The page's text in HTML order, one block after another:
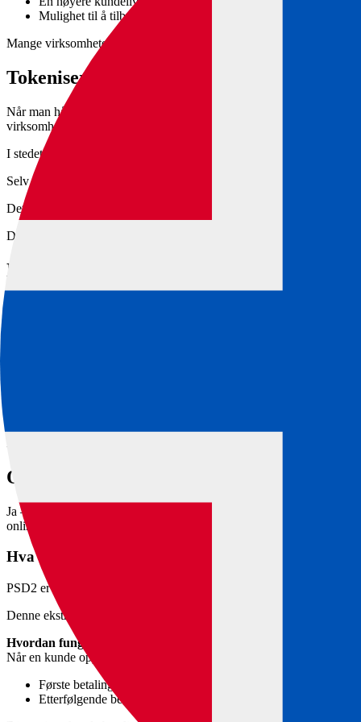
Mulighet til å tilby personaliserte oppgraderinger og fordeler.
Mange virksomheter opplever høyere kundelojalitet når de bytter til
Tokenisering – den usynlige sikkerheten
Når man håndterer gjentakende betalinger, er sikkerhet
virksomhetens system.
I stedet erstattes kortdata med en unik token – en digital nøkkel som
Selv om tokenen ble oppfanget, kan den ikke brukes til svindel,
Det beskytter både din virksomhet og kundene dine mot
Du kan lese mer om tokenisering og sikker kortlagring hos vår
Når kundens kort utløper – ingen avbrutte
Overholder abonnementsbetalinger PSD2
Ja – ePays abonnementsbetaling tilfredsstiller fullt ut både EU’s
onlinebetaling.
Hva betyr PSD2 og SCA?
PSD2 er en EU-lov som skal gjøre onlinebetalinger tryggere. Den
Denne ekstra godkjenningen kalles SCA (Strong Customer
Hvordan fungerer det i praksis?
Når en kunde oppretter et abonnement via ePay skjer det slik:
Første betaling godkjennes med MitID – akkurat som ved et
Etterfølgende betalinger kjøres automatisk fordi det allerede